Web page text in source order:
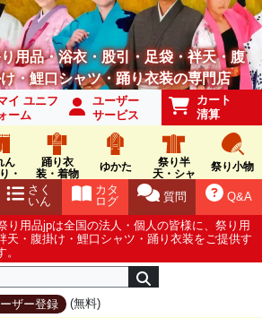
用品・浴衣・股引・足袋・袢天・腹
・鯉口シャツ・踊り衣装の専門店
イ ユニフ
ーム
ユーザー
サービス
カート
清算
ん
・
踊り衣
装・着物
ゆかた
祭り半
天・シャ
祭り小物
Q&A
質問
カタ
ログ
さく
いん
り用品jpは全国の法人・個人の皆様に、祭り用
天・腹掛け・鯉口シャツ・踊り衣装をご提供す
ザー登録 (無料)